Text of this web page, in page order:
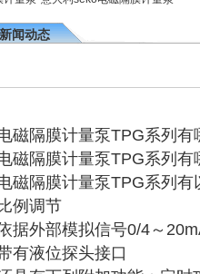
闻动态
磁隔膜计量泵TPG系列有
磁隔膜计量泵TPG系列有
磁隔膜计量泵TPG系列有
比例调节
据外部模拟信号0/4～
有液位探头接口